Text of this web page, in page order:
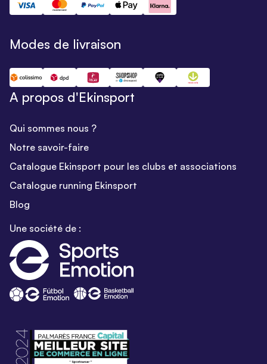
Modes de livraison
A propos d'Ekinsport
Qui sommes nous ?
Notre savoir-faire
Catalogue Ekinsport pour les clubs et associations
Catalogue running Ekinsport
Blog
Une société de :